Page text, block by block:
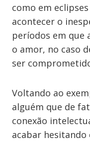
como em
acontecer o
períodos em que
o amor, no caso
ser
Voltando ao
alguém que de
conexão
acabar